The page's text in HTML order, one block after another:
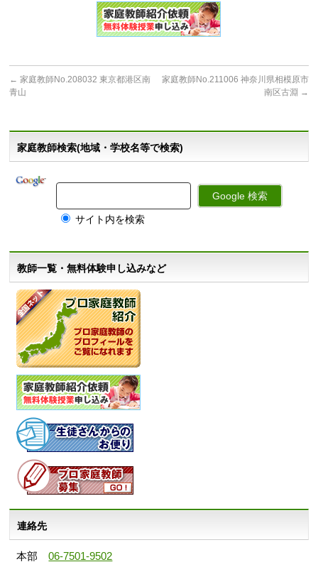
← 家庭教師No.208032 東京都港区南
青山
家庭教師No.211006 神奈川県相模原市
南区古淵 →
家庭教師検索(地域・学校名等で検索)
サイト内を検索
教師一覧・無料体験申し込みなど
連絡先
本部06-7501-9502